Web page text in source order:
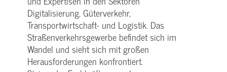
Digitalisierung, Güterverkehr,
Transportwirtschaft- und Logistik. Das
Straßenverkehrsgewerbe befindet sich im
Wandel und sieht sich mit großen
Herausforderungen konfrontiert.